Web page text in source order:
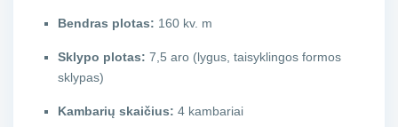
Bendras plotas: 160 kv. m
Sklypo plotas: 7,5 aro (lygus, taisyklingos formos
sklypas)
Kambarių skaičius: 4 kambariai